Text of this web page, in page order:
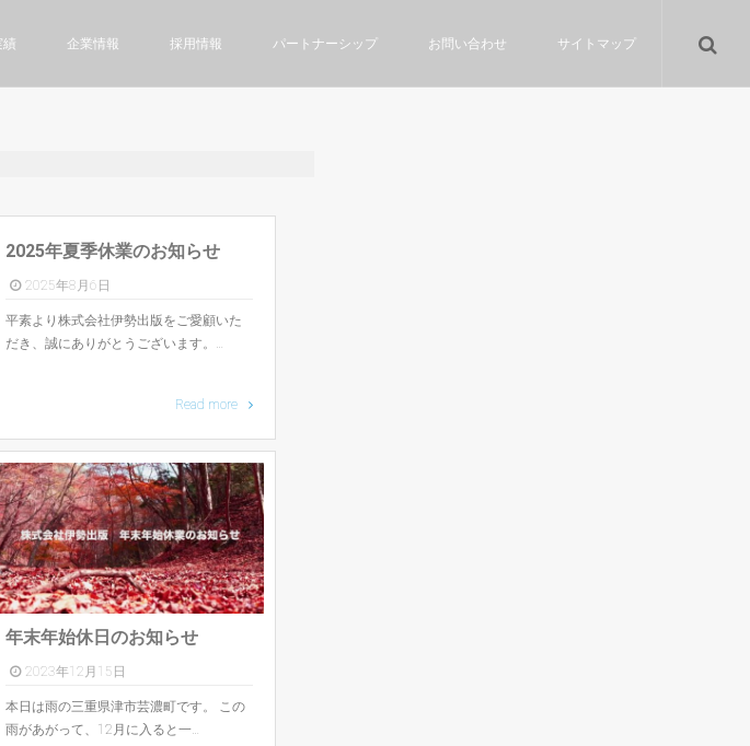
企業情報 採用情報 パートナーシップ お問い合わせ サイトマップ
2025年夏季休業のお知らせ
2025年8月6日
平素より株式会社伊勢出版をご愛顧いた
だき、誠にありがとうございます。…
Read more
年末年始休日のお知らせ
2023年12月15日
本日は雨の三重県津市芸濃町です。 この
雨があがって、12月に入ると一…